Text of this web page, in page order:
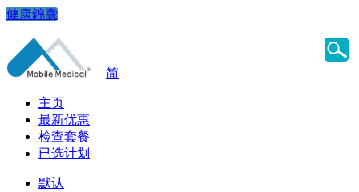
健康錦囊
简
主页
最新优惠
检查套餐
已选计划
默认